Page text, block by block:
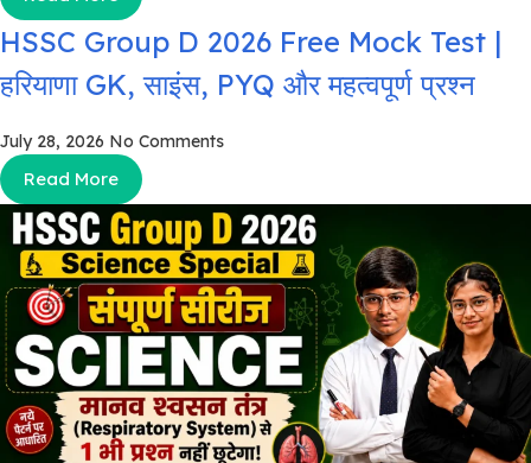
HSSC Group D 2026 Free Mock Test |
हरियाणा GK, साइंस, PYQ और महत्वपूर्ण प्रश्न
July 28, 2026 No Comments
Read More